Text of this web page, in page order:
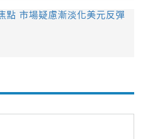
點 市場疑慮漸淡化美元反彈